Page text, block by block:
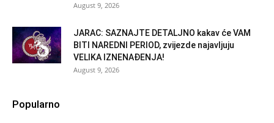
August 9, 2026
JARAC: SAZNAJTE DETALJNO kakav će VAM
BITI NAREDNI PERIOD, zvijezde najavljuju
VELIKA IZNENAĐENJA!
August 9, 2026
Popularno